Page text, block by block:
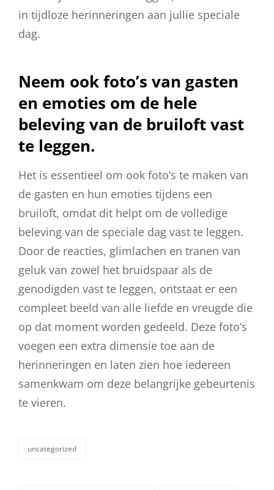
in tijdloze herinneringen aan jullie speciale
dag.
Neem ook foto’s van gasten
en emoties om de hele
beleving van de bruiloft vast
te leggen.
Het is essentieel om ook foto’s te maken van
de gasten en hun emoties tijdens een
bruiloft, omdat dit helpt om de volledige
beleving van de speciale dag vast te leggen.
Door de reacties, glimlachen en tranen van
geluk van zowel het bruidspaar als de
genodigden vast te leggen, ontstaat er een
compleet beeld van alle liefde en vreugde die
op dat moment worden gedeeld. Deze foto’s
voegen een extra dimensie toe aan de
herinneringen en laten zien hoe iedereen
samenkwam om deze belangrijke gebeurtenis
te vieren.
categorieën
uncategorized